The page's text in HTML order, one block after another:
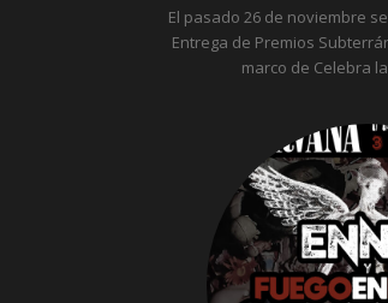
El pasado 26 de noviembre
Entrega de Premios
marco de Celebra